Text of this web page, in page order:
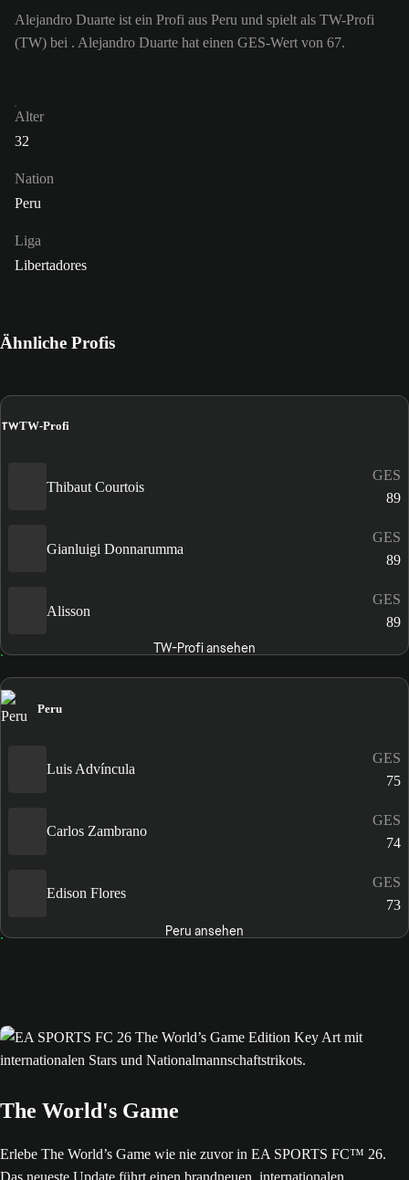
Alejandro Duarte ist ein Profi aus Peru und spielt als TW-Profi
(TW) bei . Alejandro Duarte hat einen GES-Wert von 67.
Alter
32
Nation
Peru
Liga
Libertadores
Ähnliche Profis
TWTW-Profi
Thibaut Courtois
GES
89
Gianluigi Donnarumma
GES
89
Alisson
GES
89
TW-Profi ansehen
Peru
Luis Advíncula
GES
75
Carlos Zambrano
GES
74
Edison Flores
GES
73
Peru ansehen
The World's Game
Erlebe The World’s Game wie nie zuvor in EA SPORTS FC™ 26.
Das neueste Update führt einen brandneuen, internationalen